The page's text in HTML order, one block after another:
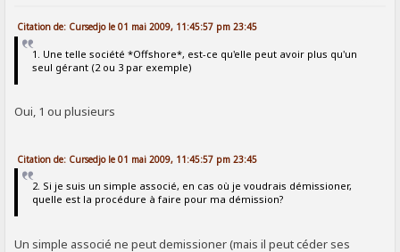
Citation de: Cursedjo le 01 mai 2009, 11:45:57 pm 23:45
1. Une telle société *Offshore*, est-ce qu'elle peut avoir plus qu'un
seul gérant (2 ou 3 par exemple)
Oui, 1 ou plusieurs
Citation de: Cursedjo le 01 mai 2009, 11:45:57 pm 23:45
2. Si je suis un simple associé, en cas où je voudrais démissioner,
quelle est la procédure à faire pour ma démission?
Un simple associé ne peut demissioner (mais il peut céder ses